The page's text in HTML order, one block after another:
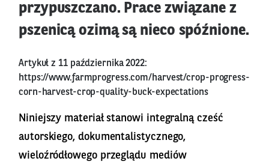
przypuszczano. Prace związane z
pszenicą ozimą są nieco spóźnione.
Artykuł z 11 października 2022:
https://www.farmprogress.com/harvest/crop-progress-
corn-harvest-crop-quality-buck-expectations
Niniejszy materiał stanowi integralną cześć
autorskiego, dokumentalistycznego,
wieloźródłowego przeglądu mediów